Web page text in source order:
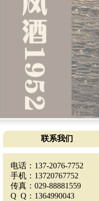
联系我们
电话：137-2076-7752
手机：13720767752
传真：029-88881559
Q Q：1364990043